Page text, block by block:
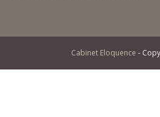
Cabinet Eloquence -